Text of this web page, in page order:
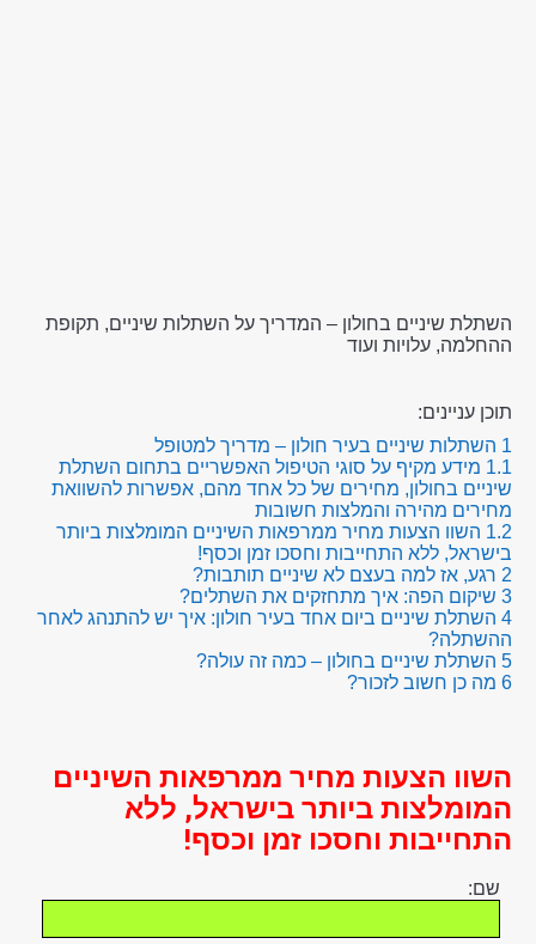
השתלת שיניים בחולון – המדריך על השתלות שיניים, תקופת
ההחלמה, עלויות ועוד
תוכן עניינים:
1 השתלות שיניים בעיר חולון – מדריך למטופל
1.1 מידע מקיף על סוגי הטיפול האפשריים בתחום השתלת
שיניים בחולון, מחירים של כל אחד מהם, אפשרות להשוואת
מחירים מהירה והמלצות חשובות
1.2 השוו הצעות מחיר ממרפאות השיניים המומלצות ביותר
בישראל, ללא התחייבות וחסכו זמן וכסף!
2 רגע, אז למה בעצם לא שיניים תותבות?
3 שיקום הפה: איך מתחזקים את השתלים?
4 השתלת שיניים ביום אחד בעיר חולון: איך יש להתנהג לאחר
ההשתלה?
5 השתלת שיניים בחולון – כמה זה עולה?
6 מה כן חשוב לזכור?
השוו הצעות מחיר ממרפאות השיניים
המומלצות ביותר בישראל, ללא
התחייבות וחסכו זמן וכסף!
שם: